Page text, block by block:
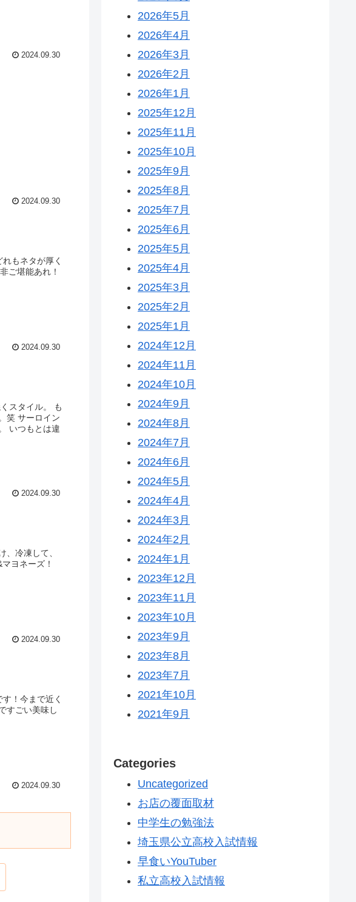
2024.09.30
2024.09.30
もネタが厚く
ご堪能あれ！
2024.09.30
スタイル。 も
笑 サーロイン
いつもとは違
2024.09.30
、冷凍して、
ヨネーズ！
2024.09.30
！今まで近く
すごい美味し
2024.09.30
2026年5月
2026年4月
2026年3月
2026年2月
2026年1月
2025年12月
2025年11月
2025年10月
2025年9月
2025年8月
2025年7月
2025年6月
2025年5月
2025年4月
2025年3月
2025年2月
2025年1月
2024年12月
2024年11月
2024年10月
2024年9月
2024年8月
2024年7月
2024年6月
2024年5月
2024年4月
2024年3月
2024年2月
2024年1月
2023年12月
2023年11月
2023年10月
2023年9月
2023年8月
2023年7月
2021年10月
2021年9月
Categories
Uncategorized
お店の覆面取材
中学生の勉強法
埼玉県公立高校入試情報
早食いYouTuber
私立高校入試情報